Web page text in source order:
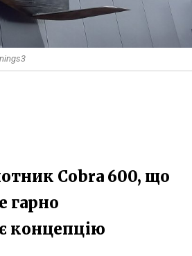
Cobra 600, що
гарно
концепцію